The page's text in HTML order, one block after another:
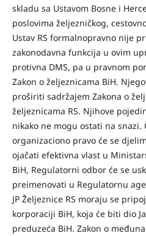
skladu sa Ustavom Bosne i
poslovima željezničkog,
Ustav RS formalnopravno nije
zakonodavna funkcija u ovim
protivna DMS, pa u pravnom
Zakon o željeznicama BiH.
proširiti sadržajem Zakona o
željeznicama RS. Njihove
nikako ne mogu ostati na
organizaciono pravo će se
ojačati efektivna vlast u
BiH, Regulatorni odbor će se
preimenovati u Regulatornu
JP Željeznice RS moraju se
korporaciji BiH, koja će biti dio
preduzeća BiH. Zakon o